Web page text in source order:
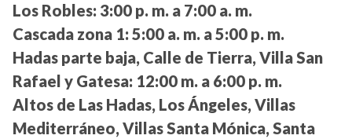
Los Robles: 3:00 p. m. a 7:00 a. m.
Cascada zona 1: 5:00 a. m. a 5:00 p. m.
Hadas parte baja, Calle de Tierra, Villa San
Rafael y Gatesa: 12:00 m. a 6:00 p. m.
Altos de Las Hadas, Los Ángeles, Villas
Mediterráneo, Villas Santa Mónica, Santa